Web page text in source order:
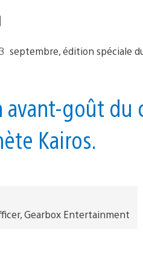
avant-goût
Kairos.
Gearbox Entertainment